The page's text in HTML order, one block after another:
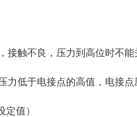
接触不良，压力到高位时不
力低于电接点的高值，电接
值）